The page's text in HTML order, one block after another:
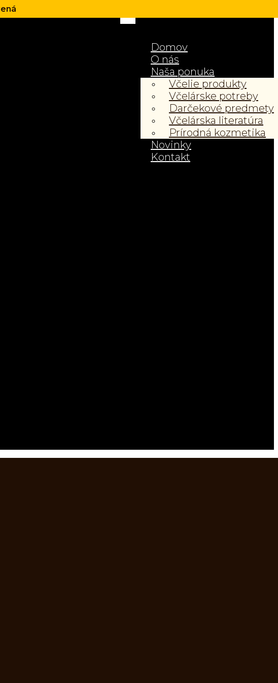
Domov
O nás
Naša ponuka
Včelie produkty
Včelárske potreby
Darčekové predmety
Včelárska literatúra
Prírodná kozmetika
Novinky
Kontakt